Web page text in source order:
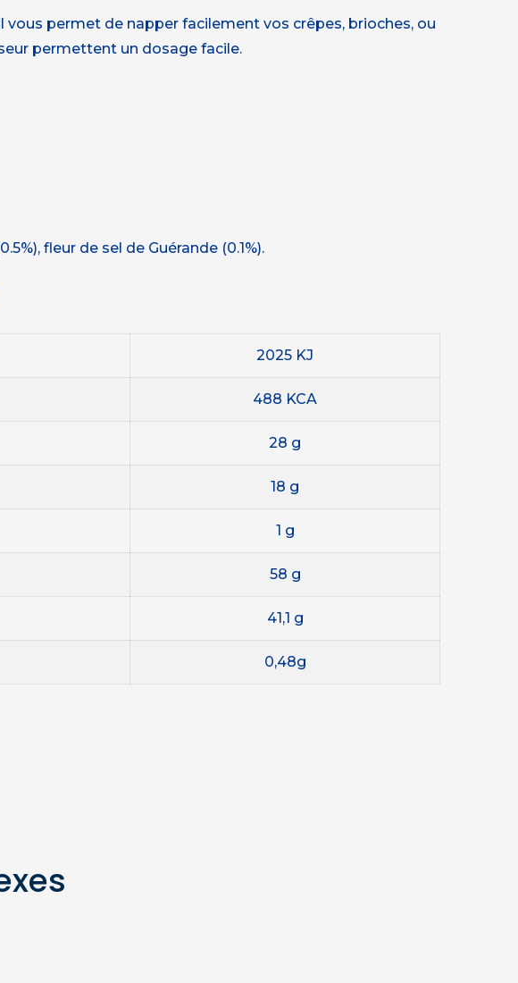
vous permet de napper facilement vos crêpes, brioches, ou
permettent un dosage facile.
fleur de sel de Guérande (0.1%).
2025 KJ
488 KCA
28 g
18 g
1 g
58 g
41,1 g
0,48g